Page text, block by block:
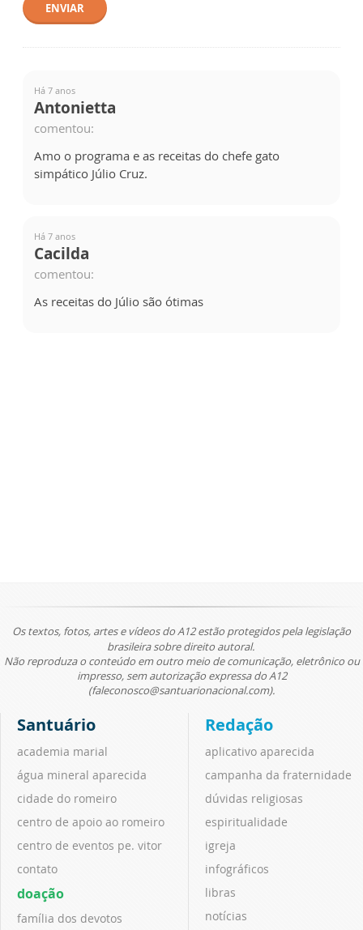
ENVIAR
Há 7 anos
Antonietta
comentou:
Amo o programa e as receitas do chefe gato
simpático Júlio Cruz.
Há 7 anos
Cacilda
comentou:
As receitas do Júlio são ótimas
Os textos, fotos, artes e vídeos do A12 estão protegidos pela legislação
brasileira sobre direito autoral.
Não reproduza o conteúdo em outro meio de comunicação, eletrônico ou
impresso, sem autorização expressa do A12
(faleconosco@santuarionacional.com).
Santuário
academia marial
água mineral aparecida
cidade do romeiro
centro de apoio ao romeiro
centro de eventos pe. vitor
contato
doação
família dos devotos
Redação
aplicativo aparecida
campanha da fraternidade
dúvidas religiosas
espiritualidade
igreja
infográficos
libras
notícias